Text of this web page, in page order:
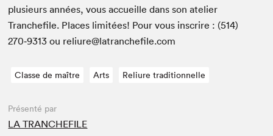
plusieurs années, vous accueille dans son ate­lier
Tranchefile. Places lim­itées! Pour vous inscrire : (514)
270‑9313 ou reliure@​latranchefile.​com
Classe de maître Arts Reliure traditionnelle
Présenté par
LA TRANCHEFILE